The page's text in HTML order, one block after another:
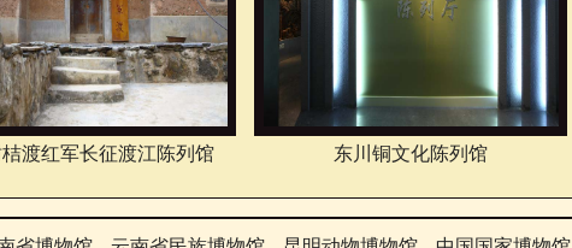
渡红军长征渡江陈列馆 东川铜文化陈列馆